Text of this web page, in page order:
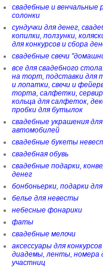
свадебные и венчальные
солонки
сундучки для денег,
копилки, ползунки,
для конкурсов и сбора
свадебные свечи
все для свадебного
на торт, подставки для
и лопатки, свечи и
торта, салфетки,
кольца для салфеток,
пробки для бутылок
свадебные украшения для
автомобилей
свадебные букеты
свадебная обувь
свадебные подарки,
денег
бонбоньерки, подарки
белье для невесты
небесные фонарики
фаты
свадебные мелочи
аксессуары для
диадемы, ленты, номера
участниц